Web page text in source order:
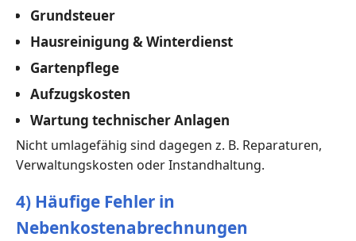
Grundsteuer
Hausreinigung & Winterdienst
Gartenpflege
Aufzugskosten
Wartung technischer Anlagen
Nicht umlagefähig sind dagegen z. B. Reparaturen,
Verwaltungskosten oder Instandhaltung.
4) Häufige Fehler in
Nebenkostenabrechnungen